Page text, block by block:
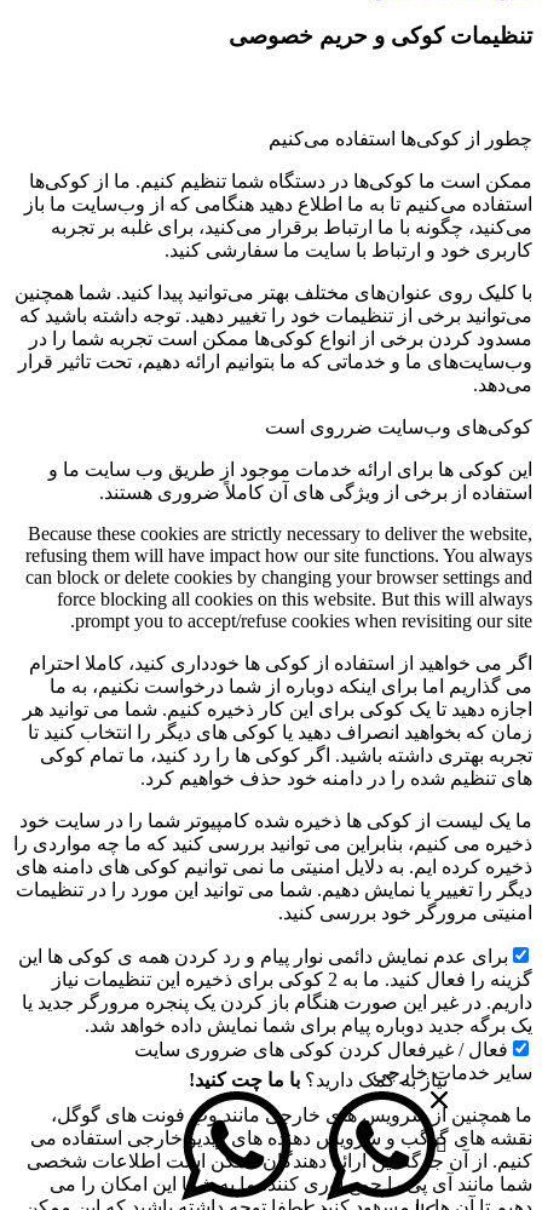
تنظیمات کوکی و حریم خصوصی
چطور از کوکی‌ها استفاده می‌کنیم
ممکن است ما کوکی‌ها در دستگاه شما تنظیم کنیم. ما از کوکی‌ها
استفاده می‌کنیم تا به ما اطلاع دهید هنگامی که از وب‌سایت ما باز
می‌کنید، چگونه با ما ارتباط برقرار می‌کنید، برای غلبه بر تجربه
کاربری خود و ارتباط با سایت ما سفارشی کنید.
با کلیک روی عنوان‌های مختلف بهتر می‌توانید پیدا کنید. شما همچنین
می‌توانید برخی از تنظیمات خود را تغییر دهید. توجه داشته باشید که
مسدود کردن برخی از انواع کوکی‌ها ممکن است تجربه شما را در
وب‌سایت‌های ما و خدماتی که ما بتوانیم ارائه دهیم، تحت تاثیر قرار
می‌دهد.
کوکی‌های وب‌سایت ضرروی است
این کوکی ها برای ارائه خدمات موجود از طریق وب سایت ما و
استفاده از برخی از ویژگی های آن کاملاً ضروری هستند.
Because these cookies are strictly necessary to deliver the website,
refusing them will have impact how our site functions. You always
can block or delete cookies by changing your browser settings and
force blocking all cookies on this website. But this will always
prompt you to accept/refuse cookies when revisiting our site.
اگر می خواهید از استفاده از کوکی ها خودداری کنید، کاملا احترام
می گذاریم اما برای اینکه دوباره از شما درخواست نکنیم، به ما
اجازه دهید تا یک کوکی برای این کار ذخیره کنیم. شما می توانید هر
زمان که بخواهید انصراف دهید یا کوکی های دیگر را انتخاب کنید تا
تجربه بهتری داشته باشید. اگر کوکی ها را رد کنید، ما تمام کوکی
های تنظیم شده را در دامنه خود حذف خواهیم کرد.
ما یک لیست از کوکی ها ذخیره شده کامپیوتر شما را در سایت خود
ذخیره می کنیم، بنابراین می توانید بررسی کنید که ما چه مواردی را
ذخیره کرده ایم. به دلایل امنیتی ما نمی توانیم کوکی های دامنه های
دیگر را تغییر یا نمایش دهیم. شما می توانید این مورد را در تنظیمات
امنیتی مرورگر خود بررسی کنید.
برای عدم نمایش دائمی نوار پیام و رد کردن همه ی کوکی ها این
گزینه را فعال کنید. ما به 2 کوکی برای ذخیره این تنظیمات نیاز
داریم. در غیر این صورت هنگام باز کردن یک پنجره مرورگر جدید یا
یک برگه جدید دوباره پیام برای شما نمایش داده خواهد شد.
فعال / غیرفعال کردن کوکی های ضروری سایت
سایر خدمات خارجی
ما همچنین از سرویس های خارجی مانند وب فونت های گوگل،
نقشه های گوگب و سرویس دهنده های ویدیو خارجی استفاده می
کنیم. از آن جا گه این ارائه دهندگان ممکن است اطلاعات شخصی
شما مانند آی پی را جمع آوری کنند، ما به شما این امکان را می
نیاز به کمک دارید؟ با ما چت کنید!